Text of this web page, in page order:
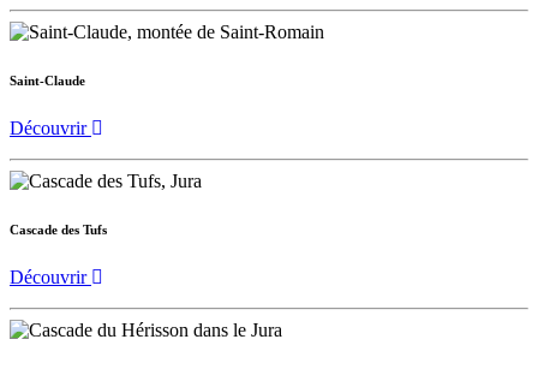
Saint-Claude
Découvrir
Cascade des Tufs
Découvrir